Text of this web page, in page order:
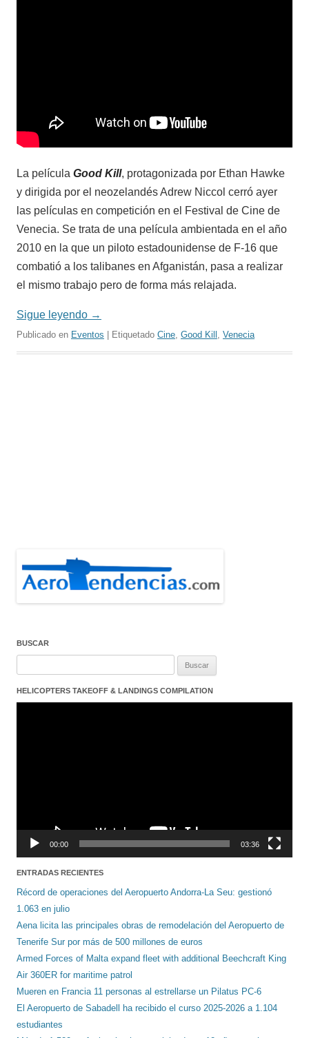
La película Good Kill, protagonizada por Ethan Hawke
y dirigida por el neozelandés Adrew Niccol cerró ayer
las películas en competición en el Festival de Cine de
Venecia. Se trata de una película ambientada en el año
2010 en la que un piloto estadounidense de F-16 que
combatió a los talibanes en Afganistán, pasa a realizar
el mismo trabajo pero de forma más relajada.
Sigue leyendo →
Publicado en Eventos | Etiquetado Cine Good Kill Venecia
BUSCAR
HELICOPTERS TAKEOFF & LANDINGS COMPILATION
Reproductor
00:00 03:36
ENTRADAS RECIENTES
Récord de operaciones del Aeropuerto Andorra-La Seu: gestionó
1.063 en julio
Aena licita las principales obras de remodelación del Aeropuerto de
Tenerife Sur por más de 500 millones de euros
Armed Forces of Malta expand fleet with additional Beechcraft King
Air 360ER for maritime patrol
Mueren en Francia 11 personas al estrellarse un Pilatus PC-6
El Aeropuerto de Sabadell ha recibido el curso 2025-2026 a 1.104
estudiantes